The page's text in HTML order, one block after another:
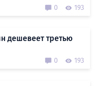
0 193
дешевеет третью
0 193